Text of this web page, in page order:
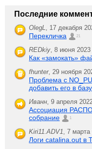
Последние
OlegL 17 декабря
Перекличка 21
REDkiy 8 июня
Как «замокать»
fhunter, 29 ноября
Проблема с
добавить его в
Иванн 9 апреля
Ассоциация
собрание
1
Kiri11.ADV1 7 марта
Логи catalina.out в